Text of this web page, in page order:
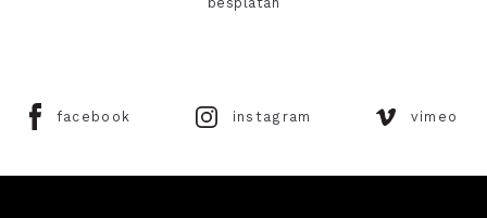
facebook instagram vimeo